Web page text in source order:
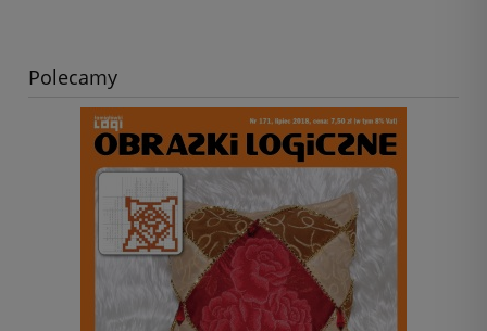
Polecamy